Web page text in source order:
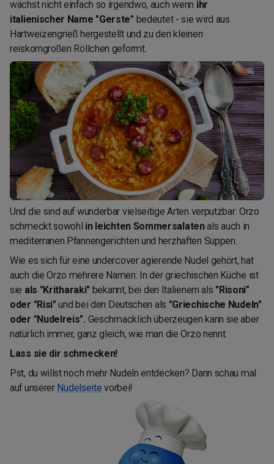
wächst nicht einfach so irgendwo, auch wenn ihr
italienischer Name "Gerste" bedeutet - sie wird aus
Hartweizengrieß hergestellt und zu den kleinen
reiskorngroßen Röllchen geformt.
Und die sind auf wunderbar vielseitige Arten verputzbar: Orzo
schmeckt sowohl in leichten Sommersalatenals auch in
mediterranen Pfannengerichten und herzhaften Suppen.
Wie es sich für eine undercover agierende Nudel gehört, hat
auch die Orzo mehrere Namen: In der griechischen Küche ist
sie als "Kritharaki" bekannt, bei den Italienern als "Risoni"
oder "Risi"und bei den Deutschen als "Griechische Nudeln"
oder "Nudelreis". Geschmacklich überzeugen kann sie aber
natürlich immer, ganz gleich, wie man die Orzo nennt.
Lass sie dir schmecken!
Pst, du willst noch mehr Nudeln entdecken? Dann schau mal
auf unserer Nudelseite vorbei!